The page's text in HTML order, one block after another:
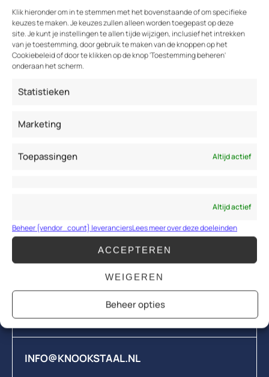
Klik hieronder om in te stemmen met het bovenstaande of om specifieke
keuzes te maken. Je keuzes zullen alleen worden toegepast op deze
site. Je kunt je instellingen te allen tijde wijzigen, inclusief het intrekken
van je toestemming, door gebruik te maken van de knoppen op het
Cookiebeleid of door te klikken op de knop 'Toestemming beheren'
onderaan het scherm.
Statistieken
Marketing
Toepassingen Altijd actief
Altijd actief
Beheer {vendor_count} leveranciersLees meer over deze doeleinden
ACCEPTEREN
WEIGEREN
Beheer opties
have been followed and respond back to you as
appropriate. We aim to complete this investigation
within 15 working days of receiving your
complaint, however, in some cases it may take
response, you may contact us.
Bedrijventerrein Moerdijk
Havennr. M091
4782 PX Moerdijk
INFO@KNOOKSTAAL.NL